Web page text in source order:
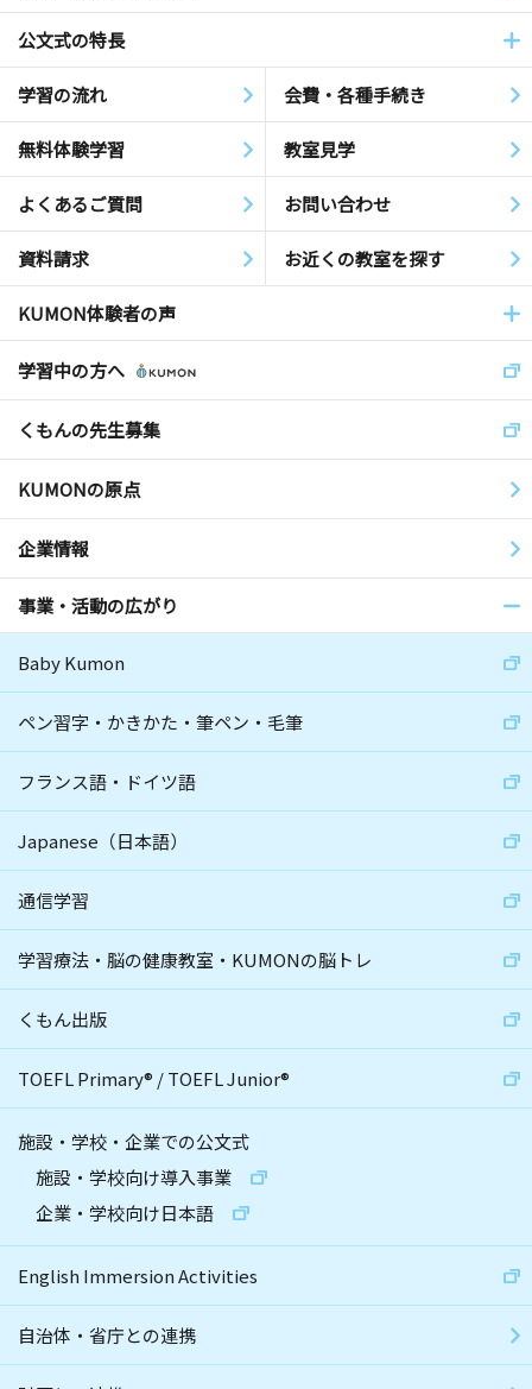
公文式の特長
学習の流れ 会費・各種手続き
無料体験学習 教室見学
よくあるご質問 お問い合わせ
資料請求 お近くの教室を探す
KUMON体験者の声
学習中の方へ
くもんの先生募集
KUMONの原点
企業情報
事業・活動の広がり
Baby Kumon
ペン習字・かきかた・筆ペン・毛筆
フランス語・ドイツ語
Japanese（日本語）
通信学習
学習療法・脳の健康教室・KUMONの脳トレ
くもん出版
TOEFL Primary® /TOEFL Junior®
施設・学校・企業での公文式
施設・学校向け導入事業
企業・学校向け日本語
English Immersion Activities
自治体・省庁との連携